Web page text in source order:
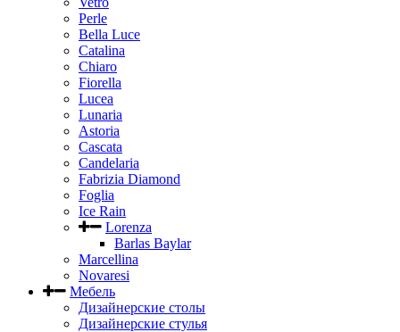
Perle
Bella Luce
Сatalina
Chiaro
Fiorella
Lucea
Lunaria
Astoria
Cascata
Candelaria
Fabrizia Diamond
Foglia
Ice Rain
Lorenza
Barlas Baylar
Marcellina
Novaresi
Мебель
Дизайнерские столы
Дизайнерские стулья